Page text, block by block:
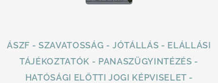
ÁSZF - SZAVATOSSÁG - JÓTÁLLÁS - ELÁLLÁSI
TÁJÉKOZTATÓK - PANASZÜGYINTÉZÉS -
HATÓSÁGI ELŐTTI JOGI KÉPVISELET -